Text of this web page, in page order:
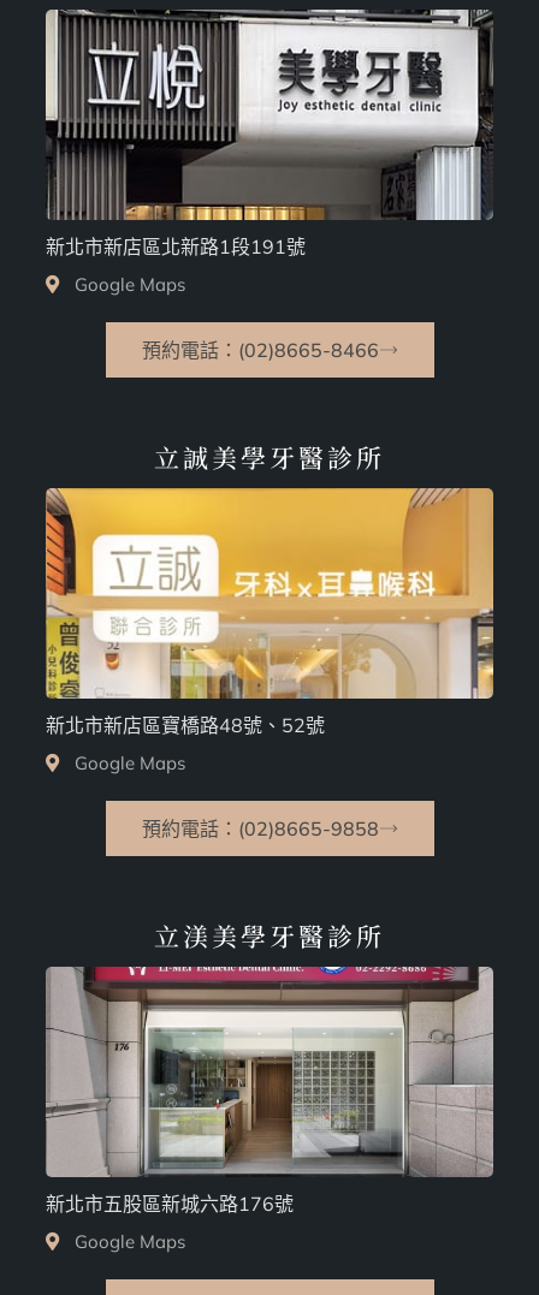
新北市新店區北新路1段191號
Google Maps
預約電話：(02)8665-8466
立誠美學牙醫診所
新北市新店區寶橋路48號、52號
Google Maps
預約電話：(02)8665-9858
立渼美學牙醫診所
新北市五股區新城六路176號
Google Maps